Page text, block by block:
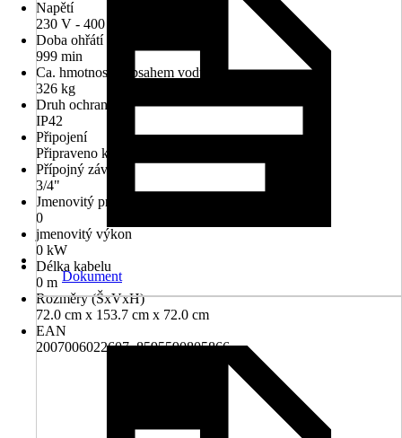
Napětí
230 V - 400 V
Doba ohřátí
999 min
Ca. hmotnost s obsahem vody
326 kg
Druh ochrany
IP42
Připojení
Připraveno k zapojení
Přípojný závit
3/4"
Jmenovitý proud v A
0
jmenovitý výkon
0 kW
Délka kabelu
0 m
Rozměry (ŠxVxH)
72.0 cm x 153.7 cm x 72.0 cm
EAN
2007006022607, 8595590805866
Dokument